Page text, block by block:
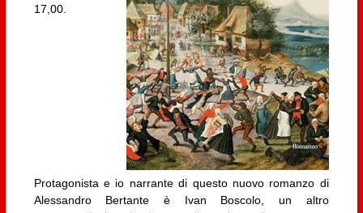
17,00.
Protagonista e io narrante di questo nuovo romanzo di
Alessandro Bertante è Ivan Boscolo, un altro